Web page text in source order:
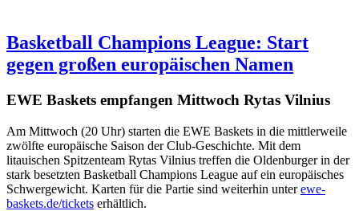
Basketball Champions League: Start
gegen großen europäischen Namen
EWE Baskets empfangen Mittwoch Rytas Vilnius
Am Mittwoch (20 Uhr) starten die EWE Baskets in die mittlerweile
zwölfte europäische Saison der Club-Geschichte. Mit dem
litauischen Spitzenteam Rytas Vilnius treffen die Oldenburger in der
stark besetzten Basketball Champions League auf ein europäisches
Schwergewicht. Karten für die Partie sind weiterhin unterewe-
baskets.de/tickets erhältlich.